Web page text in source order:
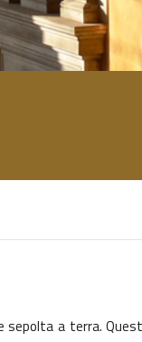
sepolta a terra.